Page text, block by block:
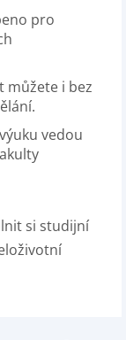
pro
můžete i bez
vedou
si studijní